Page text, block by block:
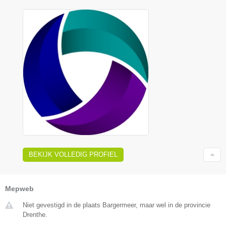
BEKIJK VOLLEDIG PROFIEL
Mepweb
Niet gevestigd in de plaats Bargermeer, maar wel in de provincie
Drenthe.